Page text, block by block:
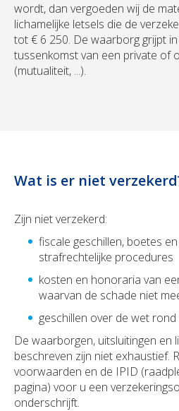
wordt, dan vergoeden wij de
lichamelijke letsels die de
tot € 6 250. De waarborg grijpt
tussenkomst van een private of
(mutualiteit, ...).
Wat is er niet
Zijn niet verzekerd:
fiscale geschillen, boetes
strafrechtelijke procedures
kosten en honoraria van
waarvan de schade niet
geschillen over de wet
De waarborgen, uitsluitingen en
beschreven zijn niet exhaustief.
voorwaarden en de IPID
pagina) voor u een
onderschrijft.